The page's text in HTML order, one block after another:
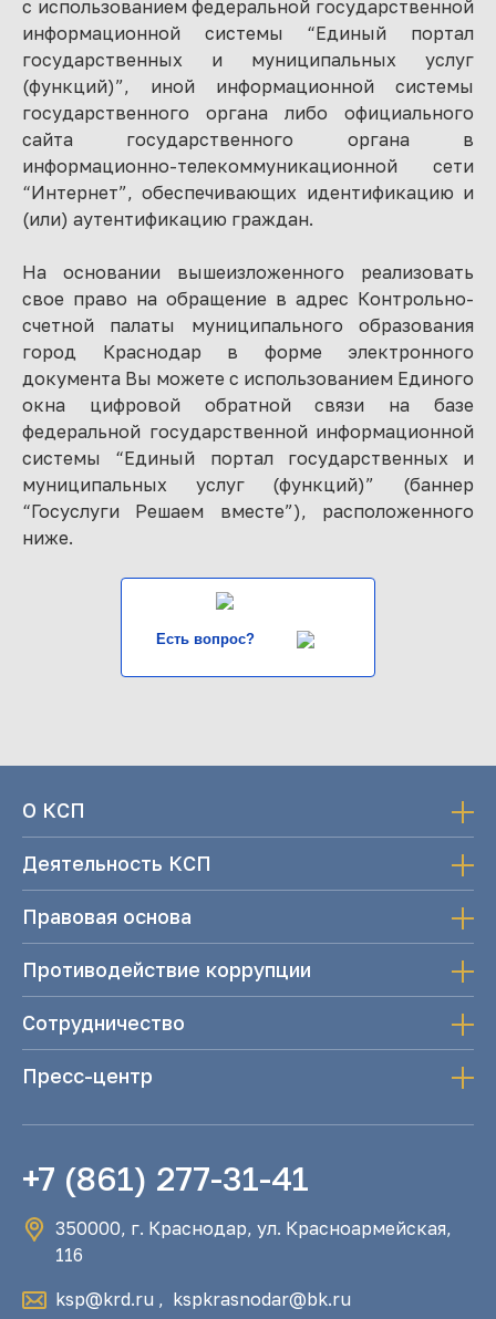
с использованием федеральной государственной
информационной системы “Единый портал
государственных и муниципальных услуг
(функций)”, иной информационной системы
государственного органа либо официального
сайта государственного органа в
информационно-телекоммуникационной сети
“Интернет”, обеспечивающих идентификацию и
(или) аутентификацию граждан.
На основании вышеизложенного реализовать
свое право на обращение в адрес Контрольно-
счетной палаты муниципального образования
город Краснодар в форме электронного
документа Вы можете с использованием Единого
окна цифровой обратной связи на базе
федеральной государственной информационной
системы “Единый портал государственных и
муниципальных услуг (функций)” (баннер
“Госуслуги Решаем вместе”), расположенного
ниже.
Есть вопрос?
О КСП
Деятельность КСП
Правовая основа
Противодействие коррупции
Сотрудничество
Пресс-центр
+7 (861) 277-31-41
350000, г. Краснодар, ул. Красноармейская,
116
ksp@krd.ru , kspkrasnodar@bk.ru